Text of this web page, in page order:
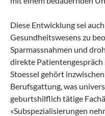
Diese Entwicklung sei
Gesundheitswesens zu
Sparmassnahmen und
direkte
Stoessel gehört
Berufsgattung, was
geburtshilflich tätige
«Subspezialisierungen